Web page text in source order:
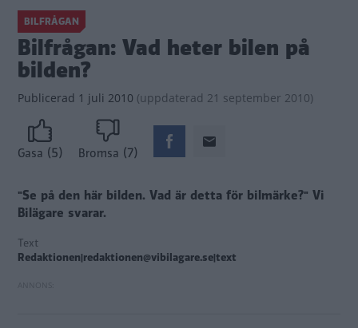
BILFRÅGAN
Bilfrågan: Vad heter bilen på
bilden?
Publicerad 1 juli 2010 (uppdaterad 21 september 2010)
Gasa (5) Bromsa (7)
"Se på den här bilden. Vad är detta för bilmärke?" Vi
Bilägare svarar.
Text
Redaktionen|redaktionen@vibilagare.se|text